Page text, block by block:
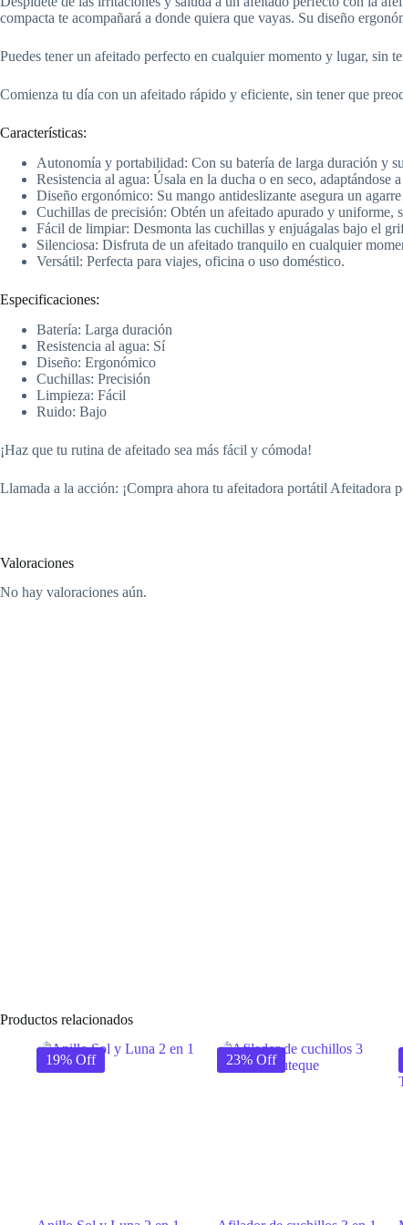
compacta te acompañará a donde quiera que vayas. Su diseño
Puedes tener un afeitado perfecto en cualquier momento y lugar, sin
Comienza tu día con un afeitado rápido y eficiente, sin tener que
Características:
Autonomía y portabilidad: Con su batería de larga duración y
Resistencia al agua: Úsala en la ducha o en seco, adaptándose
Diseño ergonómico: Su mango antideslizante asegura un
Cuchillas de precisión: Obtén un afeitado apurado y uniforme,
Fácil de limpiar: Desmonta las cuchillas y enjuágalas bajo el
Silenciosa: Disfruta de un afeitado tranquilo en cualquier
Versátil: Perfecta para viajes, oficina o uso doméstico.
Especificaciones:
Batería: Larga duración
Resistencia al agua: Sí
Diseño: Ergonómico
Cuchillas: Precisión
Limpieza: Fácil
Ruido: Bajo
¡Haz que tu rutina de afeitado sea más fácil y cómoda!
Llamada a la acción: ¡Compra ahora tu afeitadora portátil Afeitadora
Valoraciones
No hay valoraciones aún.
Productos relacionados
19% Off 23% Off